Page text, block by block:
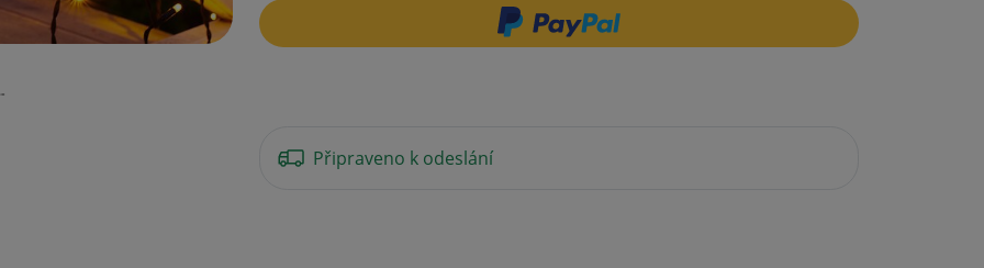
Připraveno k odeslání